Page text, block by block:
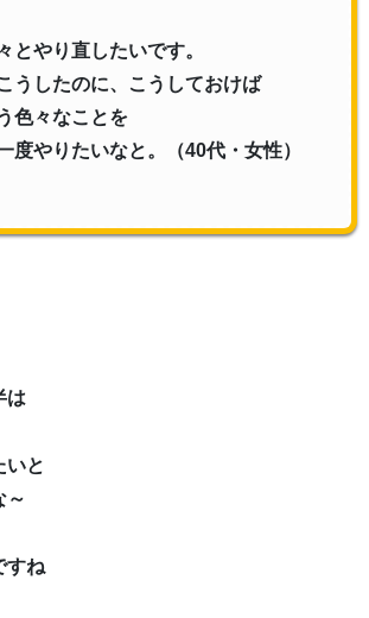
とやり直したいです。
うしたのに、こうしておけば
色々なことを
度やりたいなと。（40代・女性）
は
いと
～
すね